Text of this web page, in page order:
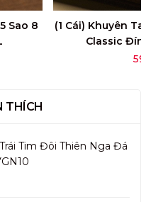
Sao 8
(1 Cái) Khuyên
Classic
THÍCH
Tim Đôi Thiên Nga Đá